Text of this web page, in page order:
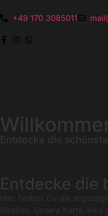
+49 170 3085011
Entdecke die
Entdecke die
Hier findest Du die
Straßen. Unsere Karte